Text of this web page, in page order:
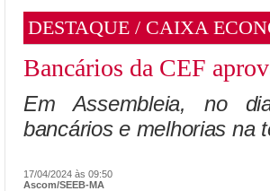
DESTAQUE / CAIXA
Bancários da CEF
Em Assembleia, no
bancários e melhorias na
17/04/2024 às 09:50
Ascom/SEEB-MA